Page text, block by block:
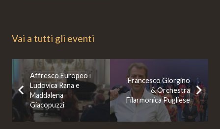
Vai a tutti gli eventi
Affresco Europeo ı
Ludovica Rana e
Maddalena
Giacopuzzi
Francesco Giorgino
& Orchestra
Filarmonica Pugliese